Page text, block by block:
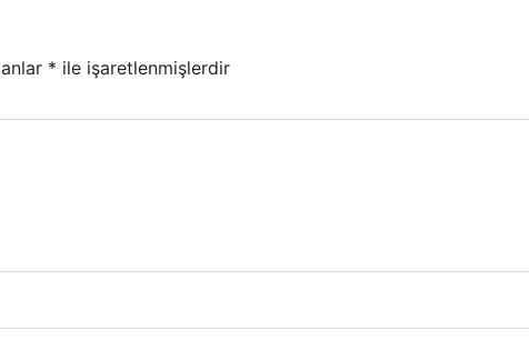
* ile işaretlenmişlerdir